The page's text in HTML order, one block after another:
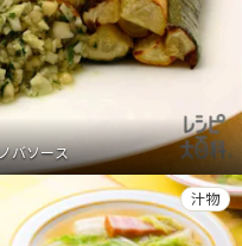
ーヤ
バソース
汁物